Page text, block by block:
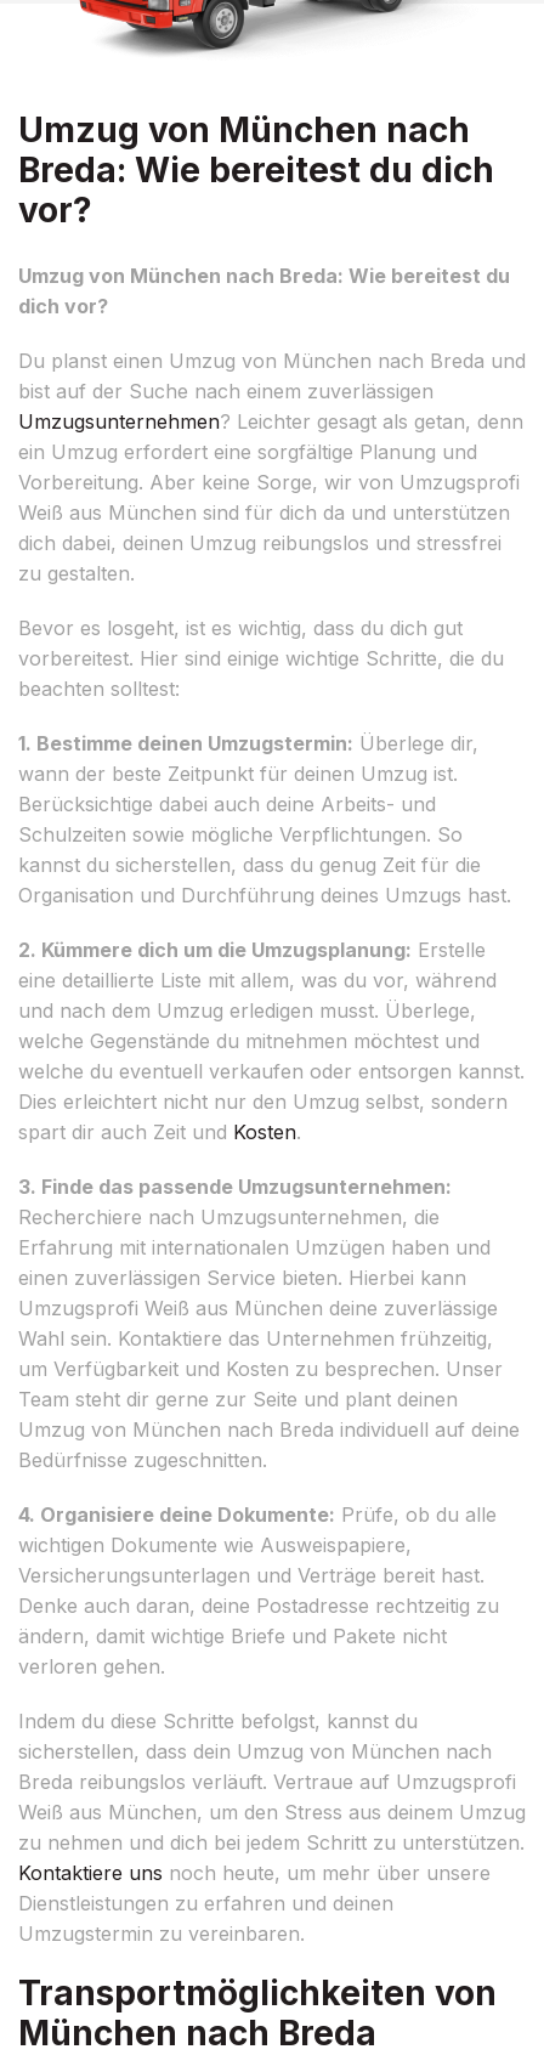
Umzug von München nach
Breda: Wie bereitest du dich
vor?
Umzug von München nach Breda: Wie bereitest du
dich vor?
Du planst einen Umzug von München nach Breda und
bist auf der Suche nach einem zuverlässigen
Umzugsunternehmen? Leichter gesagt als getan, denn
ein Umzug erfordert eine sorgfältige Planung und
Vorbereitung. Aber keine Sorge, wir von Umzugsprofi
Weiß aus München sind für dich da und unterstützen
dich dabei, deinen Umzug reibungslos und stressfrei
zu gestalten.
Bevor es losgeht, ist es wichtig, dass du dich gut
vorbereitest. Hier sind einige wichtige Schritte, die du
beachten solltest:
1. Bestimme deinen Umzugstermin: Überlege dir,
wann der beste Zeitpunkt für deinen Umzug ist.
Berücksichtige dabei auch deine Arbeits- und
Schulzeiten sowie mögliche Verpflichtungen. So
kannst du sicherstellen, dass du genug Zeit für die
Organisation und Durchführung deines Umzugs hast.
2. Kümmere dich um die Umzugsplanung: Erstelle
eine detaillierte Liste mit allem, was du vor, während
und nach dem Umzug erledigen musst. Überlege,
welche Gegenstände du mitnehmen möchtest und
welche du eventuell verkaufen oder entsorgen kannst.
Dies erleichtert nicht nur den Umzug selbst, sondern
spart dir auch Zeit und Kosten.
3. Finde das passende Umzugsunternehmen:
Recherchiere nach Umzugsunternehmen, die
Erfahrung mit internationalen Umzügen haben und
einen zuverlässigen Service bieten. Hierbei kann
Umzugsprofi Weiß aus München deine zuverlässige
Wahl sein. Kontaktiere das Unternehmen frühzeitig,
um Verfügbarkeit und Kosten zu besprechen. Unser
Team steht dir gerne zur Seite und plant deinen
Umzug von München nach Breda individuell auf deine
Bedürfnisse zugeschnitten.
4. Organisiere deine Dokumente: Prüfe, ob du alle
wichtigen Dokumente wie Ausweispapiere,
Versicherungsunterlagen und Verträge bereit hast.
Denke auch daran, deine Postadresse rechtzeitig zu
ändern, damit wichtige Briefe und Pakete nicht
verloren gehen.
Indem du diese Schritte befolgst, kannst du
sicherstellen, dass dein Umzug von München nach
Breda reibungslos verläuft. Vertraue auf Umzugsprofi
Weiß aus München, um den Stress aus deinem Umzug
zu nehmen und dich bei jedem Schritt zu unterstützen.
Kontaktiere uns noch heute, um mehr über unsere
Dienstleistungen zu erfahren und deinen
Umzugstermin zu vereinbaren.
Transportmöglichkeiten von
München nach Breda